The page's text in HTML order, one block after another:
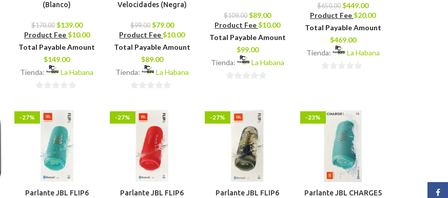
(Blanco)
$170.00 $139.00
Product Fee$10.00
Total Payable Amount
$149.00
Tienda:
La Habana
Velocidades (Negra)
$99.00 $79.00
Product Fee $10.00
Total Payable Amount
$89.00
Tienda:
La Habana
$109.00 $89.00
Product Fee$10.00
Total Payable Amount
$99.00
Tienda:
La Habana
$650.00 $449.00
Product Fee$20.00
Total Payable Amount
$469.00
Tienda:
La Habana
-27%
Parlante JBL FLIP6
-27%
Parlante JBL FLIP6
-27%
Parlante JBL FLIP6
-23%
Parlante JBL CHARGE5